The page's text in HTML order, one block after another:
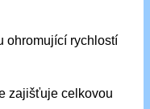
ohromující rychlostí
zajišťuje celkovou